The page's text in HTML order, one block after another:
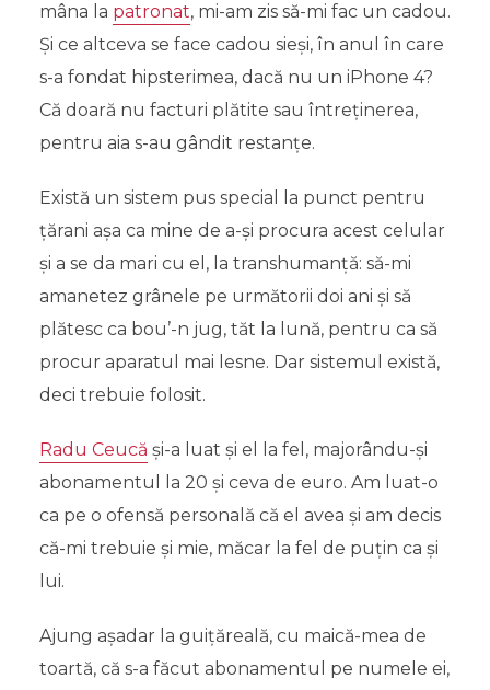
mâna la patronat, mi-am zis să-mi fac un cadou.
Și ce altceva se face cadou sieși, în anul în care
s-a fondat hipsterimea, dacă nu un iPhone 4?
Că doară nu facturi plătite sau întreținerea,
pentru aia s-au gândit restanțe.
Există un sistem pus special la punct pentru
țărani așa ca mine de a-și procura acest celular
și a se da mari cu el, la transhumanță: să-mi
amanetez grânele pe următorii doi ani și să
plătesc ca bou’-n jug, tăt la lună, pentru ca să
procur aparatul mai lesne. Dar sistemul există,
deci trebuie folosit.
Radu Ceucă și-a luat și el la fel, majorându-și
abonamentul la 20 și ceva de euro. Am luat-o
ca pe o ofensă personală că el avea și am decis
că-mi trebuie și mie, măcar la fel de puțin ca și
lui.
Ajung așadar la guițăreală, cu maică-mea de
toartă, că s-a făcut abonamentul pe numele ei,